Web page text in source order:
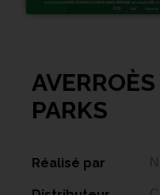
PARKS
Réalisé par